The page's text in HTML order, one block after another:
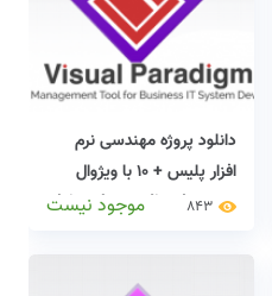
دانلود پروژه مهندسی نرم
افزار پلیس + 10 با ویژوال
پارادایم(visual paradigm)
843 موجود نیست